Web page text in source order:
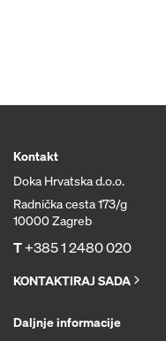
Kontakt
Doka Hrvatska d.o.o.
Radnička cesta 173/g
10000 Zagreb
T+385 1 2480 020
KONTAKTIRAJ SADA
Daljnje informacije